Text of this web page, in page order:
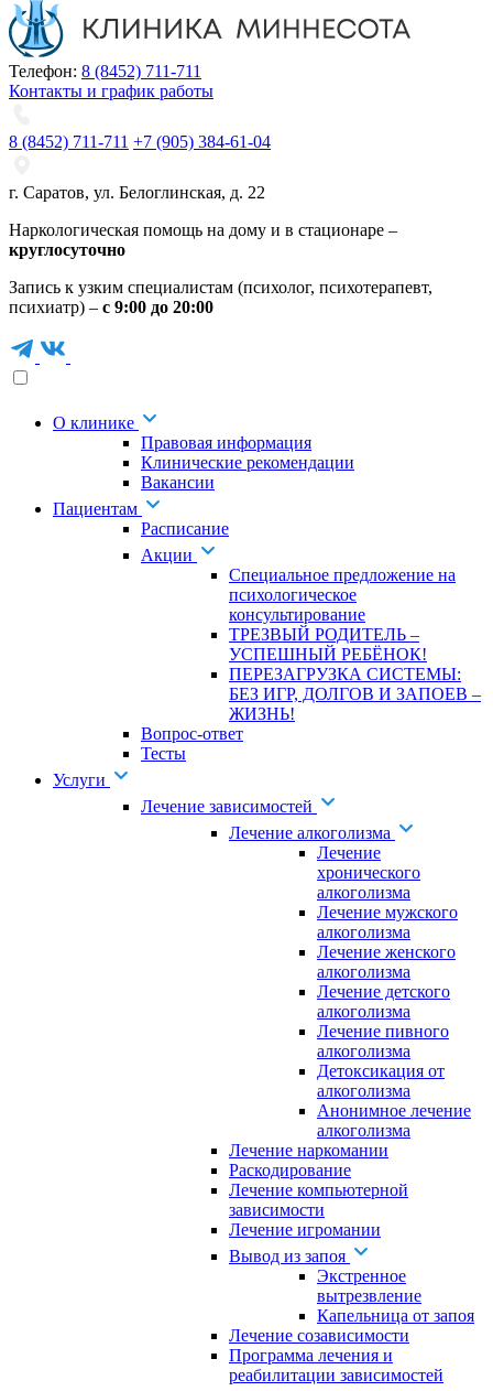
Телефон: 8 (8452) 711-711
Контакты и график работы
8 (8452) 711-711 +7 (905) 384-61-04
г. Саратов, ул. Белоглинская, д. 22
Наркологическая помощь на дому и в стационаре –
круглосуточно
Запись к узким специалистам (психолог, психотерапевт,
психиатр) – с 9:00 до 20:00
О клинике
Правовая информация
Клинические рекомендации
Вакансии
Пациентам
Расписание
Акции
Специальное предложение на
психологическое
консультирование
ТРЕЗВЫЙ РОДИТЕЛЬ –
УСПЕШНЫЙ РЕБЁНОК!
ПЕРЕЗАГРУЗКА СИСТЕМЫ:
БЕЗ ИГР, ДОЛГОВ И ЗАПОЕВ –
ЖИЗНЬ!
Вопрос-ответ
Тесты
Услуги
Лечение зависимостей
Лечение алкоголизма
Лечение
хронического
алкоголизма
Лечение мужского
алкоголизма
Лечение женского
алкоголизма
Лечение детского
алкоголизма
Лечение пивного
алкоголизма
Детоксикация от
алкоголизма
Анонимное лечение
алкоголизма
Лечение наркомании
Раскодирование
Лечение компьютерной
зависимости
Лечение игромании
Вывод из запоя
Экстренное
вытрезвление
Капельница от запоя
Лечение созависимости
Программа лечения и
реабилитации зависимостей